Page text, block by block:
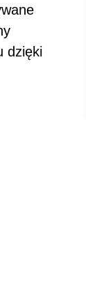
dzięki